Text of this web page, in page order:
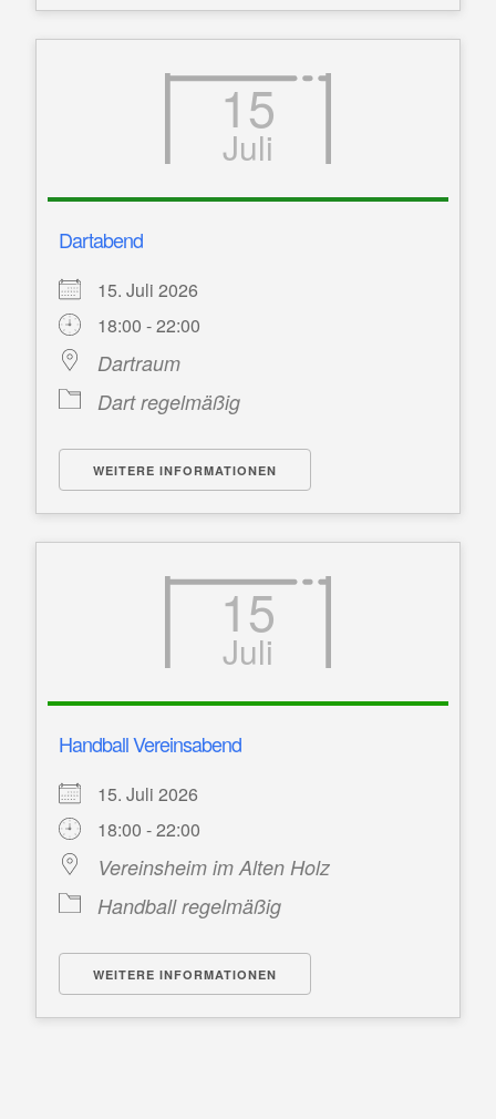
15
Juli
Dartabend
15. Juli 2026
18:00 - 22:00
Dartraum
Dart regelmäßig
WEITERE INFORMATIONEN
15
Juli
Handball Vereinsabend
15. Juli 2026
18:00 - 22:00
Vereinsheim im Alten Holz
Handball regelmäßig
WEITERE INFORMATIONEN